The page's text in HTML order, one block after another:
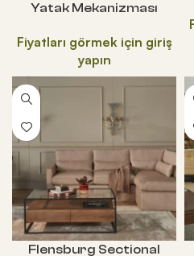
Yatak Mekanizması
Flensburg Sectional